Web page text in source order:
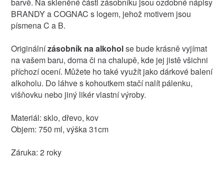
BRANDY a COGNAC s logem, jehož motivem jsou
písmena C a B.
Originálnízásobník na alkoholse bude krásně vyjímat
na vašem baru, doma či na chalupě, kde jej jistě všichni
příchozí ocení. Můžete ho také využít jako dárkové balení
alkoholu. Do láhve s kohoutkem stačí nalít pálenku,
višňovku nebo jiný likér vlastní výroby.
Materiál: sklo, dřevo, kov
Objem: 750 ml, výška 31cm
Záruka: 2 roky